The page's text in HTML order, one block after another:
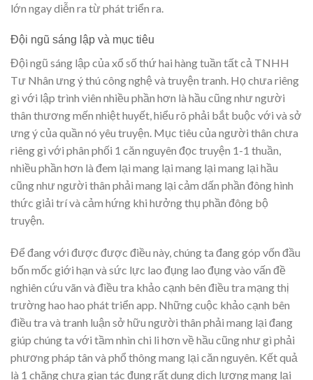
lớn ngay diễn ra từ phát triển ra.
Đội ngũ sáng lập và mục tiêu
Đội ngũ sáng lập của xổ số thứ hai hàng tuần tất cả TNHH
Tư Nhân ưng ý thú công nghệ và truyện tranh. Họ chưa riêng
gì với lập trình viên nhiều phần hơn là hầu cũng như người
thân thương mến nhiệt huyết, hiểu rõ phải bắt buộc với và sở
ưng ý của quần nó yêu truyện. Mục tiêu của người thân chưa
riêng gì với phân phối 1 căn nguyên đọc truyện 1-1 thuần,
nhiều phần hơn là đem lại mang lại mang lại mang lại hầu
cũng như người thân phải mang lại cảm dấn phần đông hình
thức giải trí và cảm hứng khi hưởng thụ phần đông bộ
truyện.
Để đang với được được điều này, chúng ta đang góp vốn đầu
bốn mốc giới hạn và sức lực lao đụng lao đụng vào vấn đề
nghiên cứu vãn và điều tra khảo cạnh bên điều tra mạng thị
trường hao hao phát triển app. Những cuộc khảo cạnh bên
điều tra và tranh luận sở hữu người thân phải mang lại đang
giúp chúng ta với tầm nhìn chi li hơn về hầu cũng như gì phải
phương pháp tân và phổ thông mang lại căn nguyên. Kết quả
là 1 chặng chưa gian tác đụng rất dung dịch lượng mang lại